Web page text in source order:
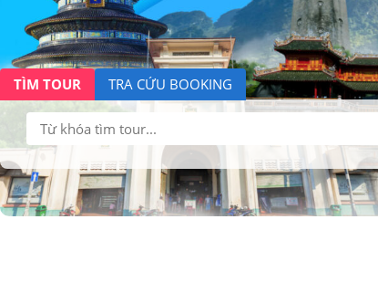
TÌM TOUR TRA CỨU BOOKING
Tìm
kiếm: